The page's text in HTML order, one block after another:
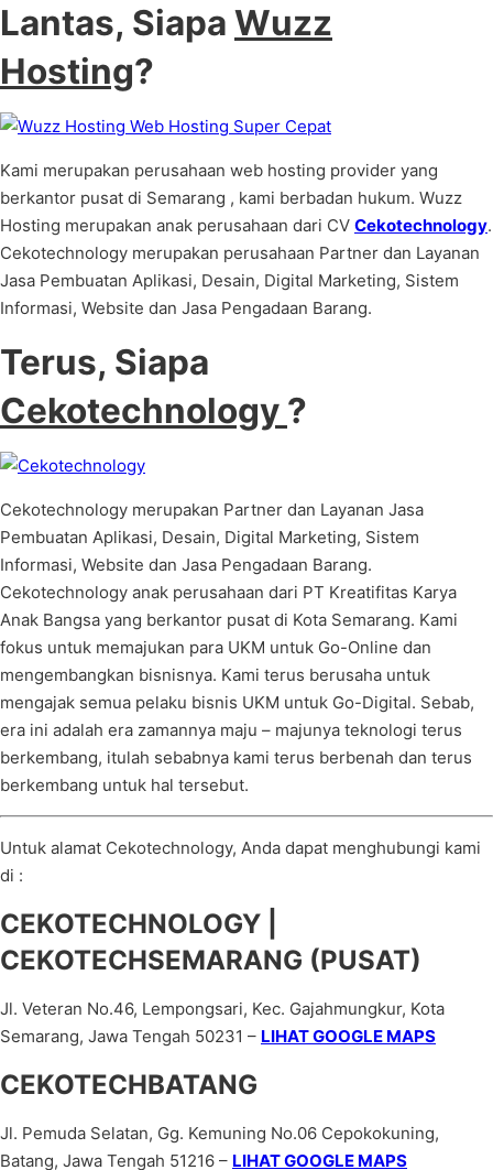
Lantas, Siapa Wuzz
Hosting?
Kami merupakan perusahaan web hosting provider yang
berkantor pusat di Semarang , kami berbadan hukum. Wuzz
Hosting merupakan anak perusahaan dari CV Cekotechnology.
Cekotechnology merupakan perusahaan Partner dan Layanan
Jasa Pembuatan Aplikasi, Desain, Digital Marketing, Sistem
Informasi, Website dan Jasa Pengadaan Barang.
Terus, Siapa
Cekotechnology ?
Cekotechnology merupakan Partner dan Layanan Jasa
Pembuatan Aplikasi, Desain, Digital Marketing, Sistem
Informasi, Website dan Jasa Pengadaan Barang.
Cekotechnology anak perusahaan dari PT Kreatifitas Karya
Anak Bangsa yang berkantor pusat di Kota Semarang. Kami
fokus untuk memajukan para UKM untuk Go-Online dan
mengembangkan bisnisnya. Kami terus berusaha untuk
mengajak semua pelaku bisnis UKM untuk Go-Digital. Sebab,
era ini adalah era zamannya maju – majunya teknologi terus
berkembang, itulah sebabnya kami terus berbenah dan terus
berkembang untuk hal tersebut.
Untuk alamat Cekotechnology, Anda dapat menghubungi kami
di :
CEKOTECHNOLOGY |
CEKOTECHSEMARANG (PUSAT)
Jl. Veteran No.46, Lempongsari, Kec. Gajahmungkur, Kota
Semarang, Jawa Tengah 50231 – LIHAT GOOGLE MAPS
CEKOTECHBATANG
Jl. Pemuda Selatan, Gg. Kemuning No.06 Cepokokuning,
Batang, Jawa Tengah 51216 – LIHAT GOOGLE MAPS